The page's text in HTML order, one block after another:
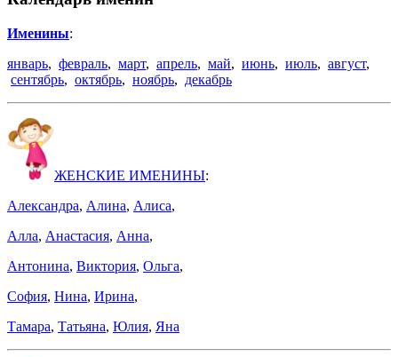
Именины:
январь, февраль, март, апрель, май, июнь, июль, август,
сентябрь, октябрь, ноябрь, декабрь
ЖЕНСКИЕ ИМЕНИНЫ:
Александра, Алина, Алиса,
Алла, Анастасия, Анна,
Антонина, Виктория, Ольга,
София, Нина, Ирина,
Тамара, Татьяна, Юлия, Яна